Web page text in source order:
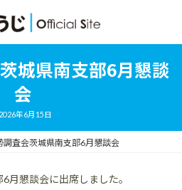
城県南支部6月懇談
会
2026年6月15日
調査会茨城県南支部6月懇談会
月懇談会に出席しました。